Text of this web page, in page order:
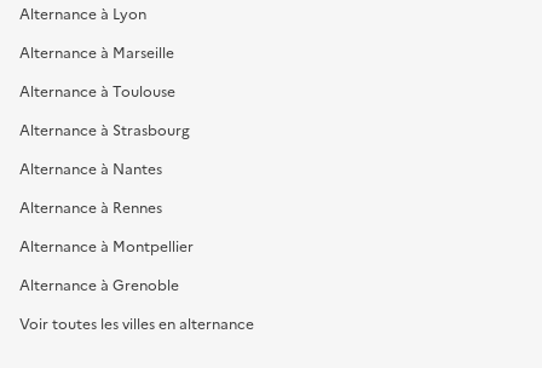
Alternance à Lyon
Alternance à Marseille
Alternance à Toulouse
Alternance à Strasbourg
Alternance à Nantes
Alternance à Rennes
Alternance à Montpellier
Alternance à Grenoble
Voir toutes les villes en alternance